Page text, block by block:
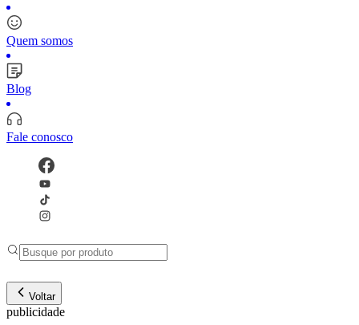
Quem somos
Blog
Fale conosco
Voltar
publicidade